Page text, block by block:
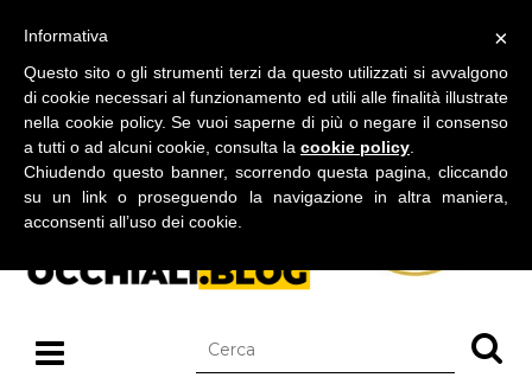
BLOG SU OCCHIALI DA SOLE E OCCHIALI DA VISTA
×
Informativa
Questo sito o gli strumenti terzi da questo utilizzati si avvalgono
di cookie necessari al funzionamento ed utili alle finalità illustrate
nella cookie policy. Se vuoi saperne di più o negare il consenso
a tutti o ad alcuni cookie, consulta la cookie policy
Chiudendo questo banner, scorrendo questa pagina, cliccando
su un link o proseguendo la navigazione in altra maniera,
acconsenti all’uso dei cookie.